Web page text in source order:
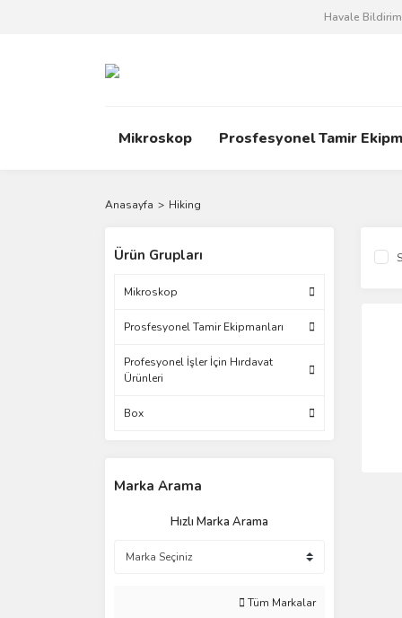
Havale
Mikroskop Prosfesyonel Tamir
Anasayfa Hiking
Ürün Grupları
Mikroskop
Prosfesyonel Tamir Ekipmanları
Profesyonel İşler İçin Hırdavat
Ürünleri
Box
Marka Arama
Hızlı Marka Arama
Tüm Markalar